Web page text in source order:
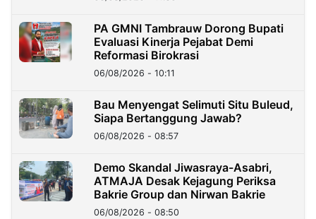
PA GMNI Tambrauw Dorong Bupati
Evaluasi Kinerja Pejabat Demi
Reformasi Birokrasi
06/08/2026 - 10:11
Bau Menyengat Selimuti Situ Buleud,
Siapa Bertanggung Jawab?
06/08/2026 - 08:57
Demo Skandal Jiwasraya-Asabri,
ATMAJA Desak Kejagung Periksa
Bakrie Group dan Nirwan Bakrie
06/08/2026 - 08:50